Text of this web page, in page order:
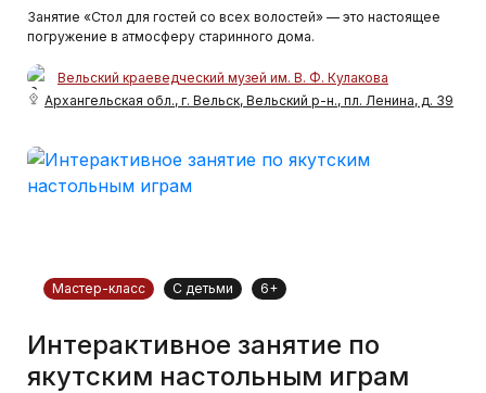
Занятие «Стол для гостей со всех волостей» — это настоящее
погружение в атмосферу старинного дома.
Вельский краеведческий музей им. В. Ф. Кулакова
Архангельская обл., г. Вельск, Вельский р-н., пл. Ленина, д. 39
Мастер-класс С детьми 6+
Интерактивное занятие по
якутским настольным играм